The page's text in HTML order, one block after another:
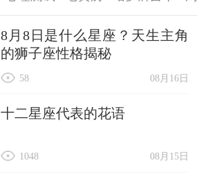
8月8日是什么星座？天生主角
的狮子座性格揭秘
08月16日
58
十二星座代表的花语
08月15日
1048